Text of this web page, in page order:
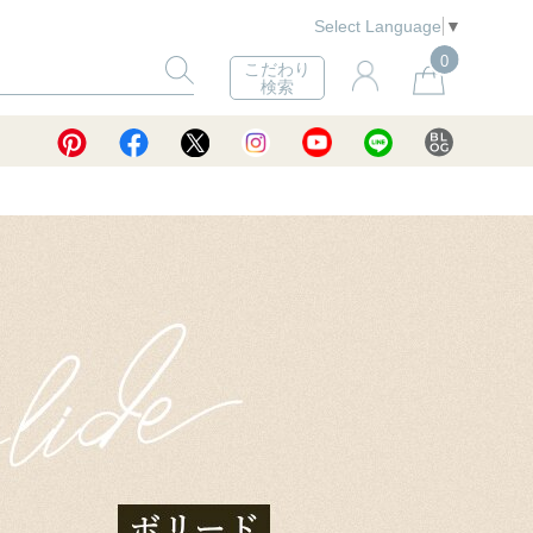
Select Language ▼
こだわり
検索
0